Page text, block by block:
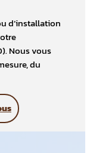
d’installation
Nous vous
du